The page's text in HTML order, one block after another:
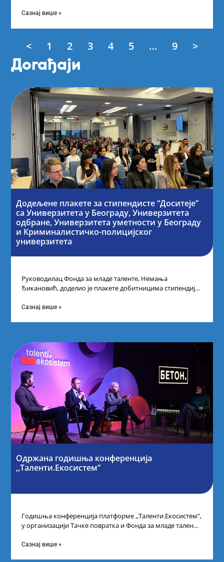
Сазнај више »
< 1 2 3 4 5 … 9 >
Догађаји
Додељене плакете за стипендисте “Доситеје”
са Универзитета у Београду, Универзитета
одбране, Универзитета уметности у Београду
и Криминалистичко-полицијског
универзитета
Руководилац Фонда за младе таленте, Немања
Ђикановић, доделио је плакете добитницима стипендије
технолошком парку
Сазнај више »
Одржана годишња конференција
,,Таленти.Екосистем”
Годишња конференција платформе ,,Таленти.Екосистем”,
у организацији Тачке повратка и Фонда за младе таленте
Сазнај више »